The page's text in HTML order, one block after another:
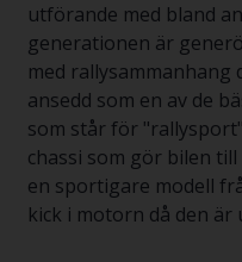
utförande med bland
generationen är
med rallysammanhang
ansedd som en av de
som står för
chassi som gör bilen
en sportigare modell
kick i motorn då den